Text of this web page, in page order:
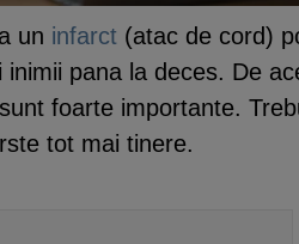
un infarct (atac de cord)
pana la deces. De
foarte importante.
tot mai tinere.